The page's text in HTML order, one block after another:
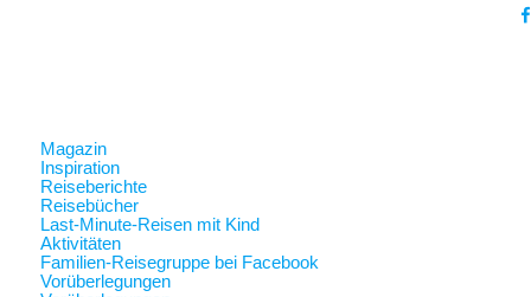
Magazin
Inspiration
Reiseberichte
Reisebücher
Last-Minute-Reisen mit Kind
Aktivitäten
Familien-Reisegruppe bei Facebook
Vorüberlegungen